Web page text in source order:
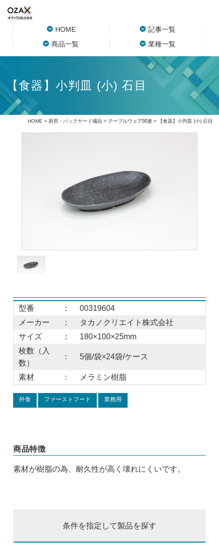
HOME
記事一覧
商品一覧
業種一覧
【食器】小判皿 (小) 石目
HOME > 厨房・バックヤード備品> テーブルウェア関連 > 【食器】小判皿 (小) 石目
型番 ：
00319604
メーカー
：
タカノクリエイト株式会社
サイズ
：
180×100×25mm
枚数（入
数）
： 5個/袋×24袋/ケース
素材 ： メラミン樹脂
外食 ファーストフード 業務用
商品特徴
素材が樹脂の為、耐久性が高く壊れにくいです。
条件を指定して製品を探す